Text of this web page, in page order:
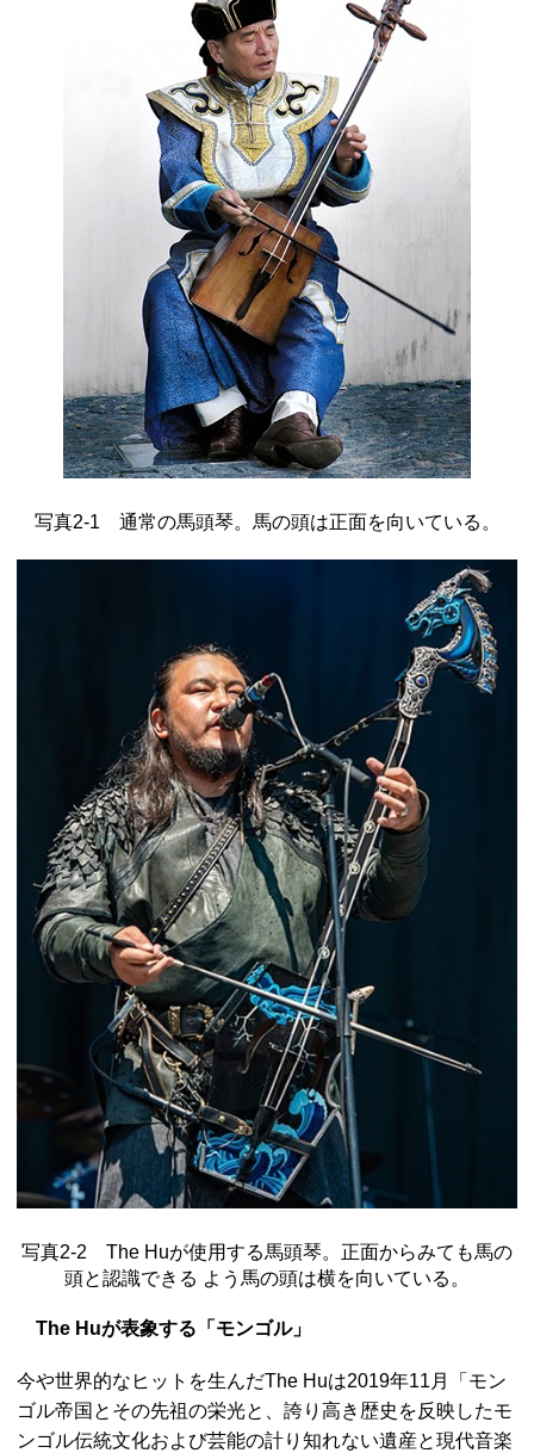
写真2-1 通常の馬頭琴。馬の頭は正面を向いている。
写真2-2 The Huが使用する馬頭琴。正面からみても馬の
頭と認識できる よう馬の頭は横を向いている。
The Huが表象する「モンゴル」
今や世界的なヒットを生んだThe Huは2019年11月「モン
ゴル帝国とその先祖の栄光と、誇り高き歴史を反映したモ
ンゴル伝統文化および芸能の計り知れない遺産と現代音楽